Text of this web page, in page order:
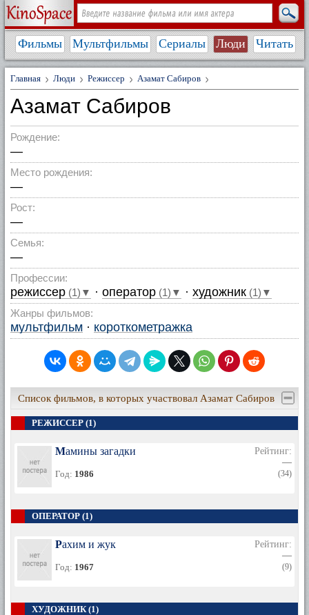
Фильмы Мультфильмы Сериалы Люди Читать
Главная Люди Режиссер Азамат Сабиров
Азамат Сабиров
Рождение:
—
Место рождения:
—
Рост:
—
Семья:
—
Профессии:
режиссер (1)▼ · оператор (1)▼ · художник (1)▼
Жанры фильмов:
мультфильм · короткометражка
Список фильмов, в которых участвовал Азамат Сабиров
РЕЖИССЕР (1)
Мамины загадки
Год: 1986
Рейтинг:
—
(34)
ОПЕРАТОР (1)
Рахим и жук
Год: 1967
Рейтинг:
—
(9)
ХУДОЖНИК (1)